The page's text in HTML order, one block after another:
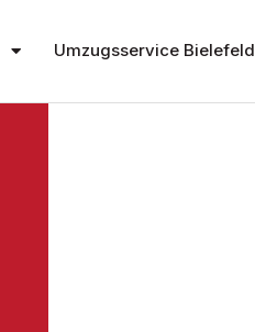
Umzugsservice Bielefeld